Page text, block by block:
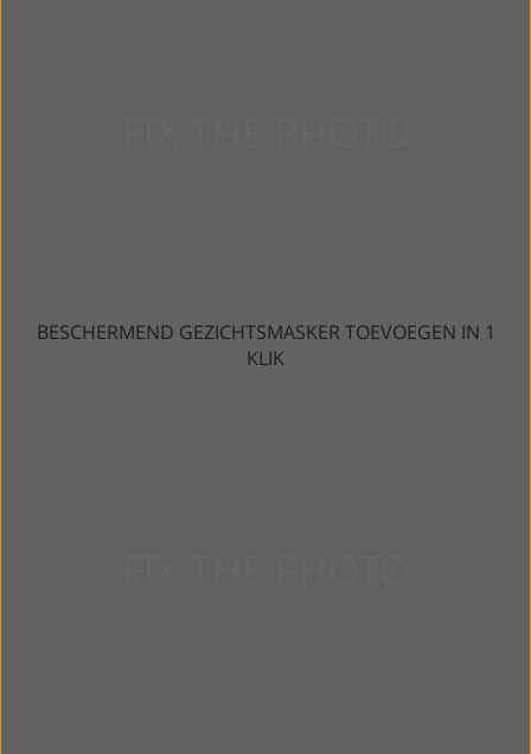
BESCHERMEND GEZICHTSMASKER TOEVOEGEN IN 1
KLIK